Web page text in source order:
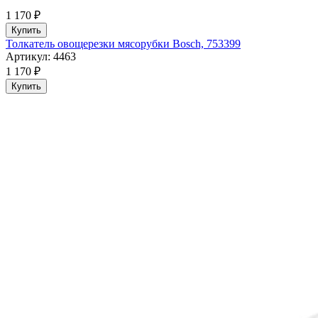
1 170 ₽
Купить
Толкатель овощерезки мясорубки Bosch, 753399
Артикул: 4463
1 170 ₽
Купить